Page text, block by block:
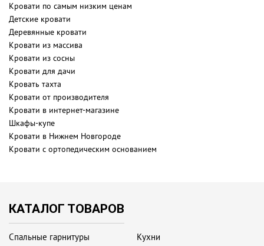
Кровати по самым низким ценам
Детские кровати
Деревянные кровати
Кровати из массива
Кровати из сосны
Кровати для дачи
Кровать тахта
Кровати от производителя
Кровати в интернет-магазине
Шкафы-купе
Кровати в Нижнем Новгороде
Кровати с ортопедическим основанием
КАТАЛОГ ТОВАРОВ
Спальные гарнитуры
Кухни